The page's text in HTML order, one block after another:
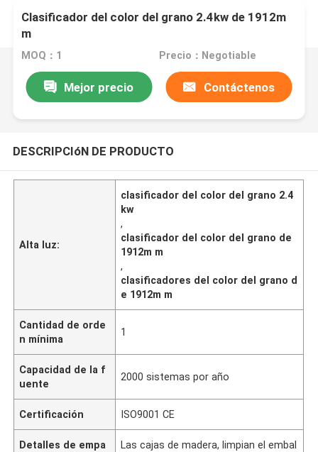
Clasificador del color del grano 2.4kw de 1912m
m
MOQ：1 Precio：Negotiable
Mejor precio Contáctenos
DESCRIPCIóN DE PRODUCTO
Alta luz:
clasificador del color del grano 2.4
kw
,
clasificador del color del grano de
1912m m
,
clasificadores del color del grano d
e 1912m m
Cantidad de orde
n mínima
1
Capacidad de la f
uente
2000 sistemas por año
Certificación ISO9001 CE
Detalles de empa
Las cajas de madera, limpian el embal